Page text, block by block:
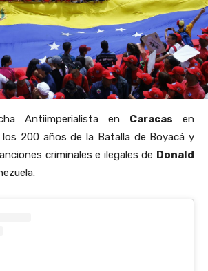
Antiimperialista en Caracas en
200 años de la Batalla de Boyacá y
criminales e ilegales de Donald